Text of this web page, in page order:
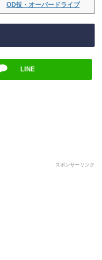
OD技・オーバードライブ
LINE
スポンサーリンク